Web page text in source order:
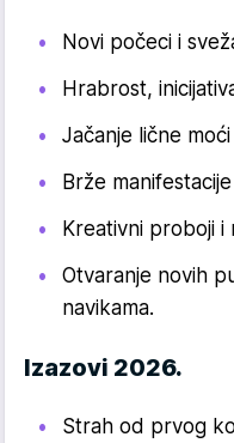
Novi počeci i
Hrabrost,
Jačanje lične
Brže
Kreativni proboji i
Otvaranje novih
navikama.
Izazovi 2026.
Strah od prvog